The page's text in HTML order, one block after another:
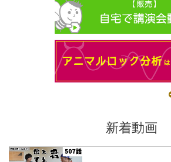
新着動画